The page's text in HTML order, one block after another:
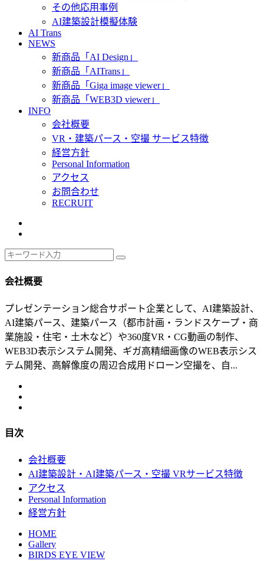
その他応用事例
AI建築設計模擬体験
AI Trans
NEWS
新商品「AI Design」
新商品「AITrans」
新商品「Giga image viewer」
新商品「WEB3D viewer」
INFO
会社概要
VR・建築パース・空撮 サービス特徴
経営方針
Personal Information
アクセス
お問合わせ
RECRUIT
会社概要
プレゼンテーション総合サポート企業として、AI建築設計、
AI建築パース、建築パース（都市計画・ランドスケープ・商
業施設・住宅・土木など）や360度VR・CG動画の制作、
WEB3D表示システム開発、ギガ高精細画像のWEB表示シス
テム開発、高解像度の周辺合成用ドローン空撮を、自...
目次
会社概要
AI建築設計・AI建築パース・空撮 VRサービス特徴
アクセス
Personal Information
経営方針
HOME
Gallery
BIRDS EYE VIEW